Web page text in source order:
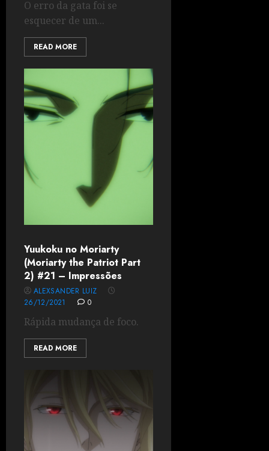
O erro da gata foi se
esquecer de um...
READ MORE
Yuukoku no Moriarty
(Moriarty the Patriot Part
2) #21 – Impressões
ALEXSANDER LUIZ
26/12/2021
0
Rápida mudança de foco.
READ MORE